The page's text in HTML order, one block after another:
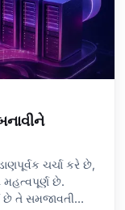
ચર્ચા કરે છે,
મહત્વપૂર્ણ છે.
છે તે સમજાવતી